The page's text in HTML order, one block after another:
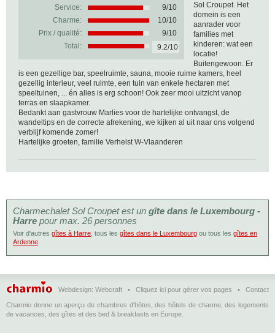
Service:
9/10
Charme:
10/10
Prix / qualité:
9/10
Total:
9.2/10
Sol Croupet. Het
domein is een
aanrader voor
families met
kinderen: wat een
locatie!
Buitengewoon. Er
is een gezellige bar, speelruimte, sauna, mooie ruime kamers, heel
gezellig interieur, veel ruimte, een tuin van enkele hectaren met
speeltuinen, ... én alles is erg schoon! Ook zeer mooi uitzicht vanop
terras en slaapkamer.
Bedankt aan gastvrouw Marlies voor de hartelijke ontvangst, de
wandeltips en de correcte afrekening, we kijken al uit naar ons volgend
verblijf komende zomer!
Hartelijke groeten, familie Verhelst W-Vlaanderen
Charmechalet Sol Croupet est un gîte dans le Luxembourg -
Harre pour max. 26 personnes
Voir d'autres gîtes à Harre , tous les gîtes dans le Luxembourg ou tous les gîtes en
Ardenne
Webdesign: Webcraft • Cliquez ici pour gérer vos pages • Contact
Charmio donne un aperçu de chambres d'hôtes, des hôtels de charme, des logements
de vacances, des gîtes et des bed & breakfasts en Europe.